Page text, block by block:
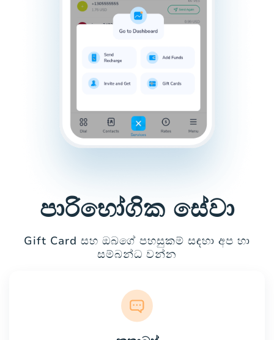
පාරිභෝගික සේවා
Gift Card සහ ඔබගේ පහසුකම් සඳහා අප හා
සම්බන්ධ වන්න